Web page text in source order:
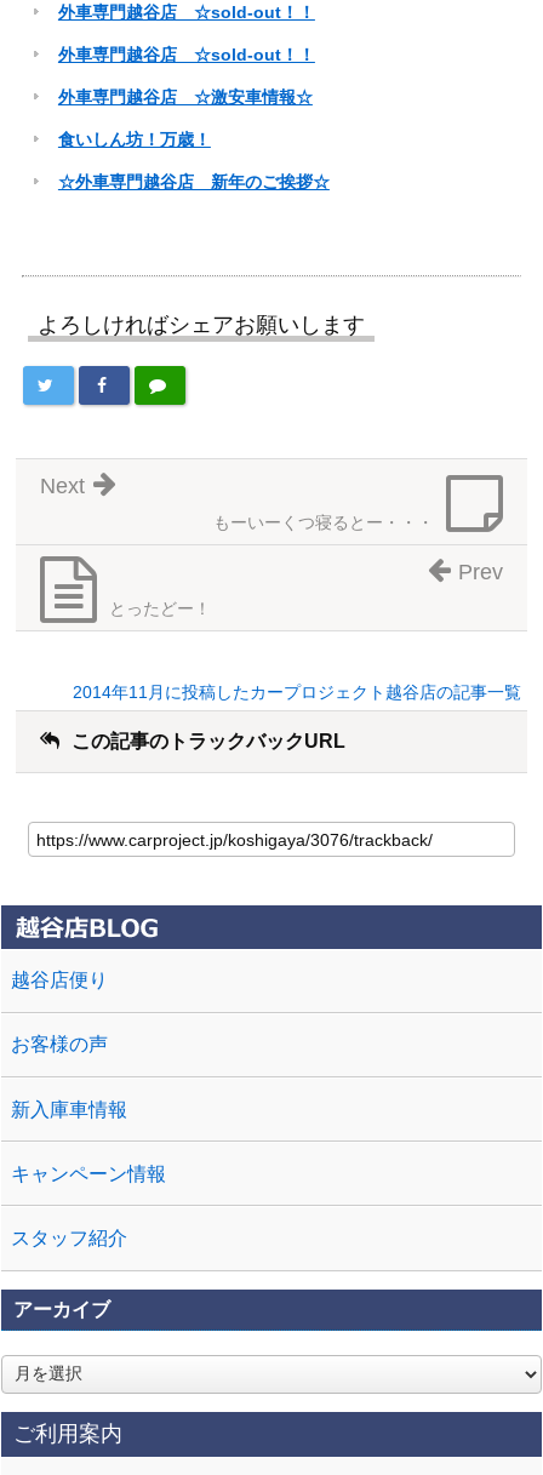
外車専門越谷店 ☆sold-out！！
外車専門越谷店 ☆sold-out！！
外車専門越谷店 ☆激安車情報☆
食いしん坊！万歳！
☆外車専門越谷店 新年のご挨拶☆
よろしければシェアお願いします
もーいーくつ寝るとー・・・
Next
とったどー！
Prev
2014年11月に投稿したカープロジェクト越谷店の記事一覧
この記事のトラックバックURL
越谷店便り
お客様の声
新入庫車情報
キャンペーン情報
スタッフ紹介
アーカイブ
ア
ー
カ
イ
ブ
ご利用案内